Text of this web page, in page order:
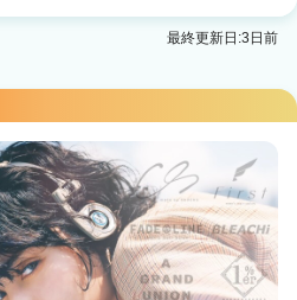
ルク】銀座2号店
最終更新日:3日前